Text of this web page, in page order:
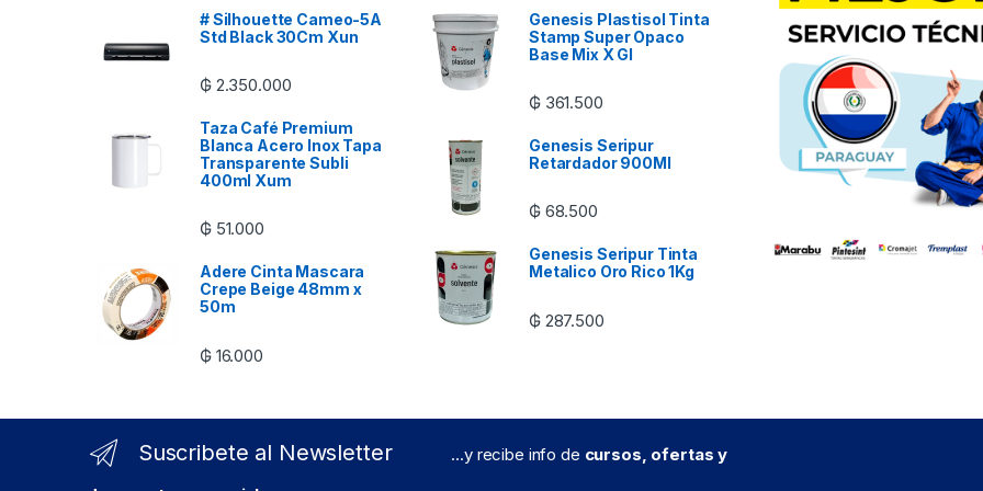
# Silhouette Cameo-5A
Std Black 30Cm Xun
₲ 2.350.000
Taza Café Premium
Blanca Acero Inox Tapa
Transparente Subli
400ml Xum
₲ 51.000
Adere Cinta Mascara
Crepe Beige 48mm x
50m
₲ 16.000
Genesis Plastisol Tinta
Stamp Super Opaco
Base Mix X Gl
₲ 361.500
Genesis Seripur
Retardador 900Ml
₲ 68.500
Genesis Seripur Tinta
Metalico Oro Rico 1Kg
₲ 287.500
Suscribete al Newsletter ...y recibe info de cursos, ofertas y